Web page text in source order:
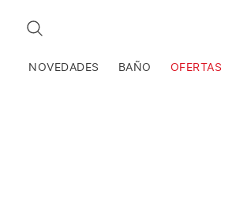
BUSCAR
NOVEDADES BAÑO OFERTAS